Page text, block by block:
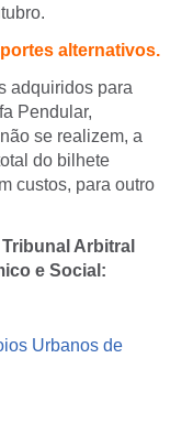
alternativos.
adquiridos para
Pendular,
se realizem, a
do bilhete
custos, para outro
Arbitral
e Social:
Urbanos de